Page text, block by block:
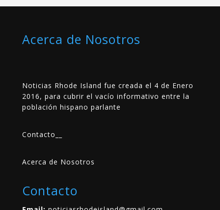
Acerca de Nosotros
Noticias Rhode Island fue creada el 4 de Enero
2016, para cubrir el vacío informativo entre la
población hispano parlante
Contacto
Acerca de Nosotros
Contacto